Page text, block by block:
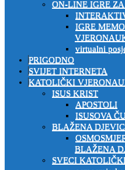
ON-LINE IGRE
IGRE
virtualni
PRIGODNO
SVIJET INTERNETA
KATOLIČKI
ISUS KRIST
APOSTOLI
ISUSOVA
BLAŽENA
BLAŽENA
SVECI